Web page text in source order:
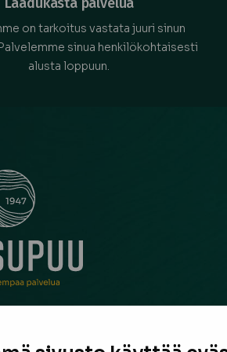
on tarkoitus vastata juuri sinun
sinua henkilökohtaisesti
alusta loppuun.
Pirkanmaalla jo vuodesta 1947.